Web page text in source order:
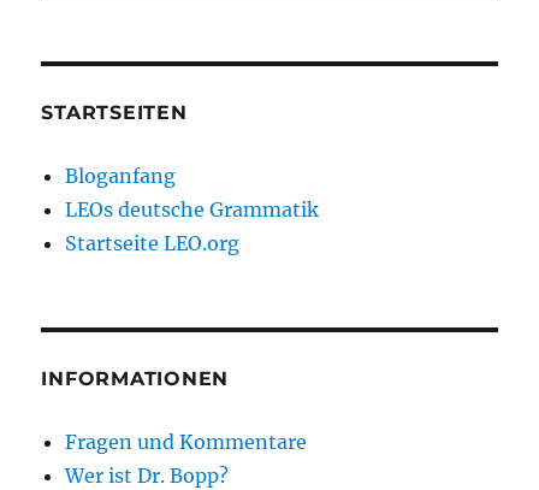
STARTSEITEN
Bloganfang
LEOs deutsche Grammatik
Startseite LEO.org
INFORMATIONEN
Fragen und Kommentare
Wer ist Dr. Bopp?